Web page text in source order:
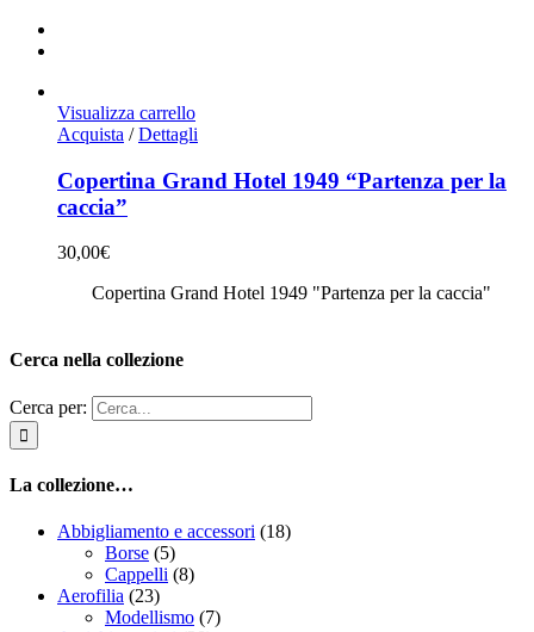
Visualizza carrello
Acquista / Dettagli
Copertina Grand Hotel 1949 “Partenza per la
caccia”
30,00€
Copertina Grand Hotel 1949 "Partenza per la caccia"
Cerca nella collezione
Cerca per:
La collezione…
Abbigliamento e accessori (18)
Borse (5)
Cappelli (8)
Aerofilia (23)
Modellismo (7)